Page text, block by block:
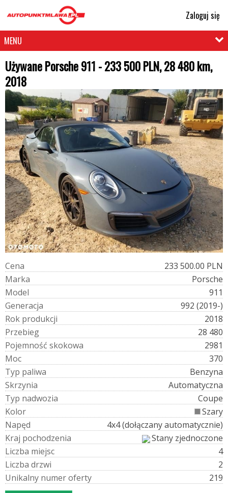
Zaloguj się
MENU
Używane Porsche 911 - 233 500 PLN, 28 480 km,
2018
Cena
233 500.00 PLN
Marka
Porsche
Model
911
Generacja
992 (2019-)
Rok produkcji
2018
Przebieg
28 480
Pojemność skokowa
2981
Moc
370
Typ paliwa
Benzyna
Skrzynia
Automatyczna
Typ nadwozia
Coupe
Kolor
Szary
Napęd
4x4 (dołączany automatycznie)
Kraj pochodzenia
Stany zjednoczone
Liczba miejsc
4
Liczba drzwi
2
Unikalny numeroferty 219